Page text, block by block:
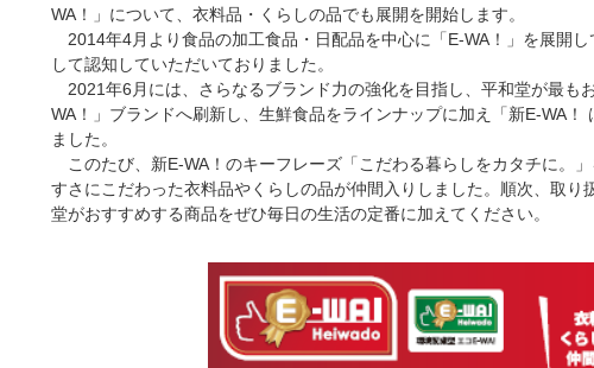
WA！」について、衣料品・くらしの品でも展開を開始します。
2014年4月より食品の加工食品・日配品を中心に「E-WA！」を展開
して認知していただいておりました。
2021年6月には、さらなるブランド力の強化を目指し、平和堂が最も
WA！」ブランドへ刷新し、生鮮食品をラインナップに加え「新E-WA！
ました。
このたび、新E-WA！のキーフレーズ「こだわる暮らしをカタチに。
すさにこだわった衣料品やくらしの品が仲間入りしました。順次、取り
堂がおすすめする商品をぜひ毎日の生活の定番に加えてください。